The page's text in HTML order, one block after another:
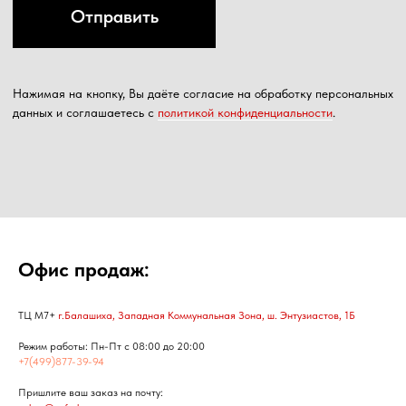
Офис продаж:
ТЦ М7+ г.Балашиха, Западная Коммунальная Зона, ш. Энтузиастов, 1Б
Режим работы: Пн-Пт с 08:00 до 20:00
+7(499)877-39-94
Пришлите ваш заказ на почту: